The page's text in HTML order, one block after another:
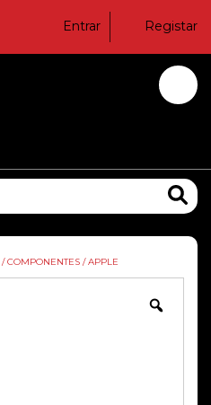
Entrar Registar
/ COMPONENTES / APPLE